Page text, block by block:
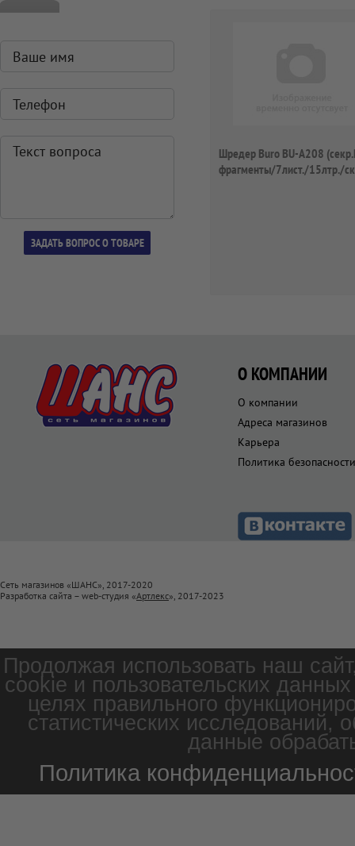
Шредер Buro BU-A208
фрагменты/7лист./15лтр./
О КОМПАНИИ
О компании
Адреса магазинов
Карьера
Политика безопасности
Сеть магазинов «ШАНС», 2017-2020
Разработка сайта – web-студия «Артлекс», 2017-2023
Продолжая использовать наш
cookie и пользовательских
целях правильного
статистических
данные
Политика